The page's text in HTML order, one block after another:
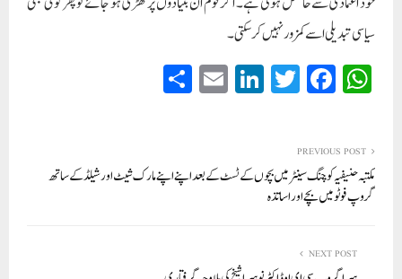
سیاسی تبدیلی اسے کمزور نہیں کر سکتی۔
W
ha
A
pp
Fa
ce
ok
T
wi
r
Li
nk
In
E
m
PREVIOUS POST
مکتبہ حنیفیہ کوچنگ سینٹر میں بچوں کے ٹسٹ کے بعد اپنے اپنے مارک شیٹ اور شیلڈ کے ساتھ
گروپ فوٹو میں بچے اور اساتذہ
NEXT POST